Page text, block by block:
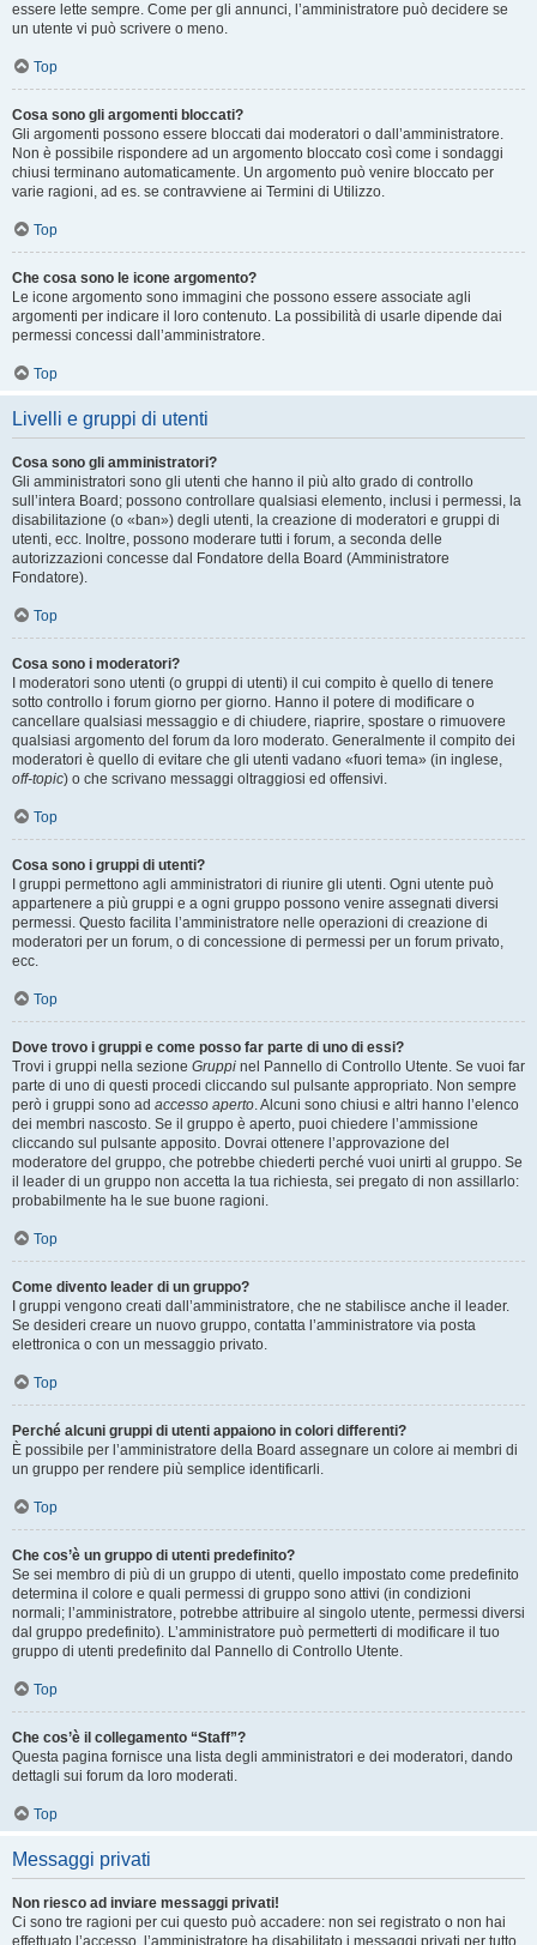
essere lette sempre. Come per gli annunci, l’amministratore può decidere se
un utente vi può scrivere o meno.
Top
Cosa sono gli argomenti bloccati?
Gli argomenti possono essere bloccati dai moderatori o dall’amministratore.
Non è possibile rispondere ad un argomento bloccato così come i sondaggi
chiusi terminano automaticamente. Un argomento può venire bloccato per
varie ragioni, ad es. se contravviene ai Termini di Utilizzo.
Top
Che cosa sono le icone argomento?
Le icone argomento sono immagini che possono essere associate agli
argomenti per indicare il loro contenuto. La possibilità di usarle dipende dai
permessi concessi dall’amministratore.
Top
Livelli e gruppi di utenti
Cosa sono gli amministratori?
Gli amministratori sono gli utenti che hanno il più alto grado di controllo
sull’intera Board; possono controllare qualsiasi elemento, inclusi i permessi, la
disabilitazione (o «ban») degli utenti, la creazione di moderatori e gruppi di
utenti, ecc. Inoltre, possono moderare tutti i forum, a seconda delle
autorizzazioni concesse dal Fondatore della Board (Amministratore
Fondatore).
Top
Cosa sono i moderatori?
I moderatori sono utenti (o gruppi di utenti) il cui compito è quello di tenere
sotto controllo i forum giorno per giorno. Hanno il potere di modificare o
cancellare qualsiasi messaggio e di chiudere, riaprire, spostare o rimuovere
qualsiasi argomento del forum da loro moderato. Generalmente il compito dei
moderatori è quello di evitare che gli utenti vadano «fuori tema» (in inglese,
off-topic) o che scrivano messaggi oltraggiosi ed offensivi.
Top
Cosa sono i gruppi di utenti?
I gruppi permettono agli amministratori di riunire gli utenti. Ogni utente può
appartenere a più gruppi e a ogni gruppo possono venire assegnati diversi
permessi. Questo facilita l’amministratore nelle operazioni di creazione di
moderatori per un forum, o di concessione di permessi per un forum privato,
ecc.
Top
Dove trovo i gruppi e come posso far parte di uno di essi?
Trovi i gruppi nella sezione Gruppi nel Pannello di Controllo Utente. Se vuoi far
parte di uno di questi procedi cliccando sul pulsante appropriato. Non sempre
però i gruppi sono ad accesso aperto. Alcuni sono chiusi e altri hanno l’elenco
dei membri nascosto. Se il gruppo è aperto, puoi chiedere l’ammissione
cliccando sul pulsante apposito. Dovrai ottenere l’approvazione del
moderatore del gruppo, che potrebbe chiederti perché vuoi unirti al gruppo. Se
il leader di un gruppo non accetta la tua richiesta, sei pregato di non assillarlo:
probabilmente ha le sue buone ragioni.
Top
Come divento leader di un gruppo?
I gruppi vengono creati dall’amministratore, che ne stabilisce anche il leader.
Se desideri creare un nuovo gruppo, contatta l’amministratore via posta
elettronica o con un messaggio privato.
Top
Perché alcuni gruppi di utenti appaiono in colori differenti?
È possibile per l’amministratore della Board assegnare un colore ai membri di
un gruppo per rendere più semplice identificarli.
Top
Che cos’è un gruppo di utenti predefinito?
Se sei membro di più di un gruppo di utenti, quello impostato come predefinito
determina il colore e quali permessi di gruppo sono attivi (in condizioni
normali; l’amministratore, potrebbe attribuire al singolo utente, permessi diversi
dal gruppo predefinito). L’amministratore può permetterti di modificare il tuo
gruppo di utenti predefinito dal Pannello di Controllo Utente.
Top
Che cos’è il collegamento “Staff”?
Questa pagina fornisce una lista degli amministratori e dei moderatori, dando
dettagli sui forum da loro moderati.
Top
Messaggi privati
Non riesco ad inviare messaggi privati!
Ci sono tre ragioni per cui questo può accadere: non sei registrato o non hai
effettuato l’accesso, l’amministratore ha disabilitato i messaggi privati per tutto